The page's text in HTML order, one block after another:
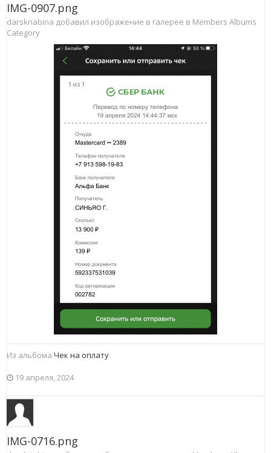
IMG-0907.png
darskriabina добавил изображение в галерее в Members Albums
Category
Из альбома Чек на оплату
19 апреля, 2024
IMG-0716.png